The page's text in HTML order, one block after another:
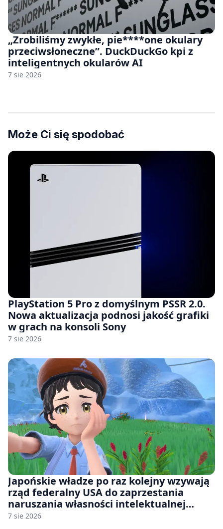
„Zrobiliśmy zwykłe, pie****one okulary
przeciwsłoneczne”. DuckDuckGo kpi z
inteligentnych okularów AI
7 sie 2026
Może Ci się spodobać
PlayStation 5 Pro z domyślnym PSSR 2.0.
Nowa aktualizacja podnosi jakość grafiki
w grach na konsoli Sony
7 sie 2026
Japońskie władze po raz kolejny wzywają
rząd federalny USA do zaprzestania
naruszania własności intelektualnej
japońskich gier i anime
7 sie 2026